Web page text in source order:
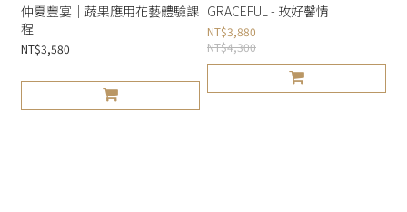
仲夏豐宴｜蔬果應用花藝體驗課
程
NT$3,580
GRACEFUL - 玫好馨情
NT$3,880
NT$4,300